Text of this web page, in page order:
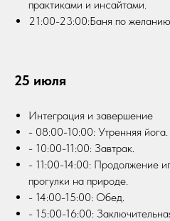
практиками и инсайтами.
21:00-23:00:Баня по
25 июля
Интеграция и завершение
- 08:00-10:00: Утренняя йога.
- 10:00-11:00: Завтрак.
- 11:00-14:00: Продолжение
прогулки на природе.
- 14:00-15:00: Обед.
- 15:00-16:00: